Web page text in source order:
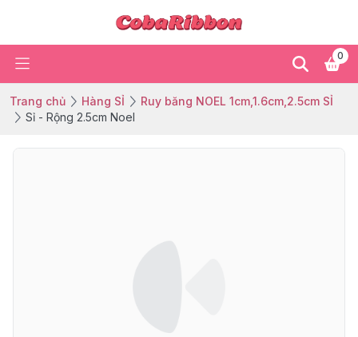
0
Trang chủ Hàng SỈ
Ruy băng NOEL 1cm,1.6cm,2.5cm SỈ
Sỉ - Rộng 2.5cm Noel